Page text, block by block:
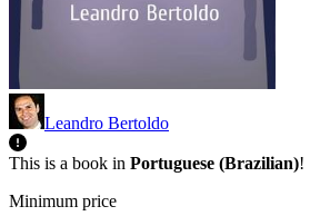
Leandro Bertoldo
This is a book in Portuguese (Brazilian)!
Minimum price